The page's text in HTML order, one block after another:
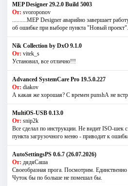
MEP Designer 29.2.0 Build 5003
От: svoroponov
..........MEP Designer аварийно завершает
об ошибке при выборе пункта "Новый
Nik Collection by DxO 9.1.0
От: vitek_s
Установил, все отлично!!!
Advanced SystemCare Pro 19.5.0.227
От: diakov
А какая же хорошая? С времен punshА не
MultiOS-USB 0.13.0
От: snip2k
Все сделал по инструкции. Не видит ISO-шек
пункта загрузочного меню - приводит к
AutoSettingsPS 0.6.7 (26.07.2026)
От: дядяСаша
Своеобразная прога. Посмотрим.
Чуток бы по больше не помешал бы.